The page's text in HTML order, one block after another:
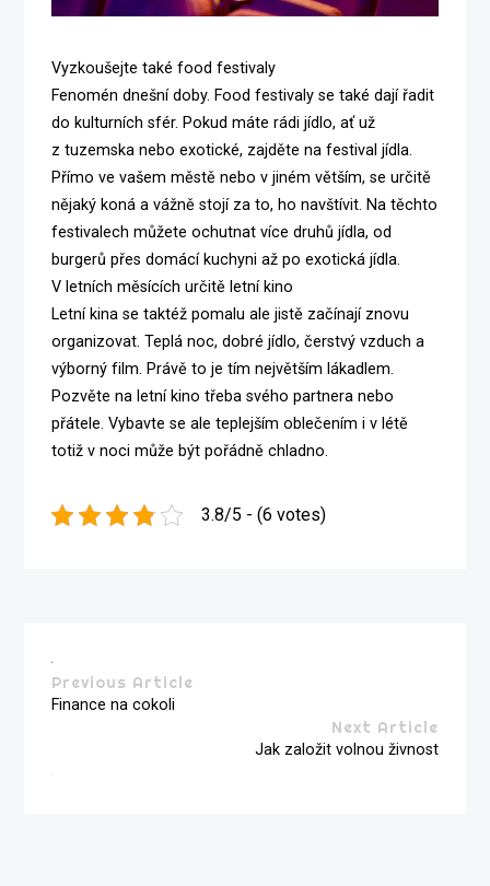
Vyzkoušejte také food festivaly
Fenomén dnešní doby. Food festivaly se také dají řadit
do kulturních sfér. Pokud máte rádi jídlo, ať už
z tuzemska nebo exotické, zajděte na festival jídla.
Přímo ve vašem městě nebo v jiném větším, se určitě
nějaký koná a vážně stojí za to, ho navštívit. Na těchto
festivalech můžete ochutnat více druhů jídla, od
burgerů přes domácí kuchyni až po exotická jídla.
V letních měsících určitě letní kino
Letní kina se taktéž pomalu ale jistě začínají znovu
organizovat. Teplá noc, dobré jídlo, čerstvý vzduch a
výborný film. Právě to je tím největším lákadlem.
Pozvěte na letní kino třeba svého partnera nebo
přátele. Vybavte se ale teplejším oblečením i v létě
totiž v noci může být pořádně chladno.
3.8/5 - (6 votes)
Previous Article
Finance na cokoli
Next Article
Jak založit volnou živnost